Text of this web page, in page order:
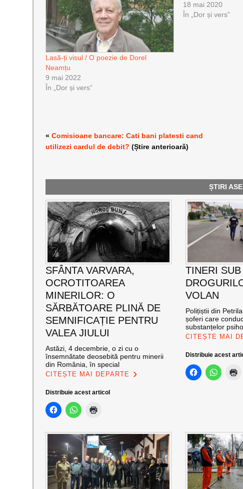
Lasă-ți visul / O poezie de Dorel
Neamțu
9 mai 2022
În „Dor și vers”
18 mai 2020
În „Dor și vers”
«Comisioane bancare: Cati bani platesti cand
utilizezi cardul de debit? (Știre anterioară)
ȘTIRI
SFÂNTA VARVARA,
OCROTITOAREA
MINERILOR: O
SĂRBĂTOARE PLINĂ DE
SEMNIFICAȚIE PENTRU
VALEA JIULUI
Astăzi, 4 decembrie, o zi cu o
însemnătate deosebită pentru minerii
din România, în special
CITEȘTE MAI DEPARTE
Distribuie acest articol
TINERI
VOLAN
Polițiștii din
șoferi care
substanțelor
CITEȘTE MAI
Distribuie acest